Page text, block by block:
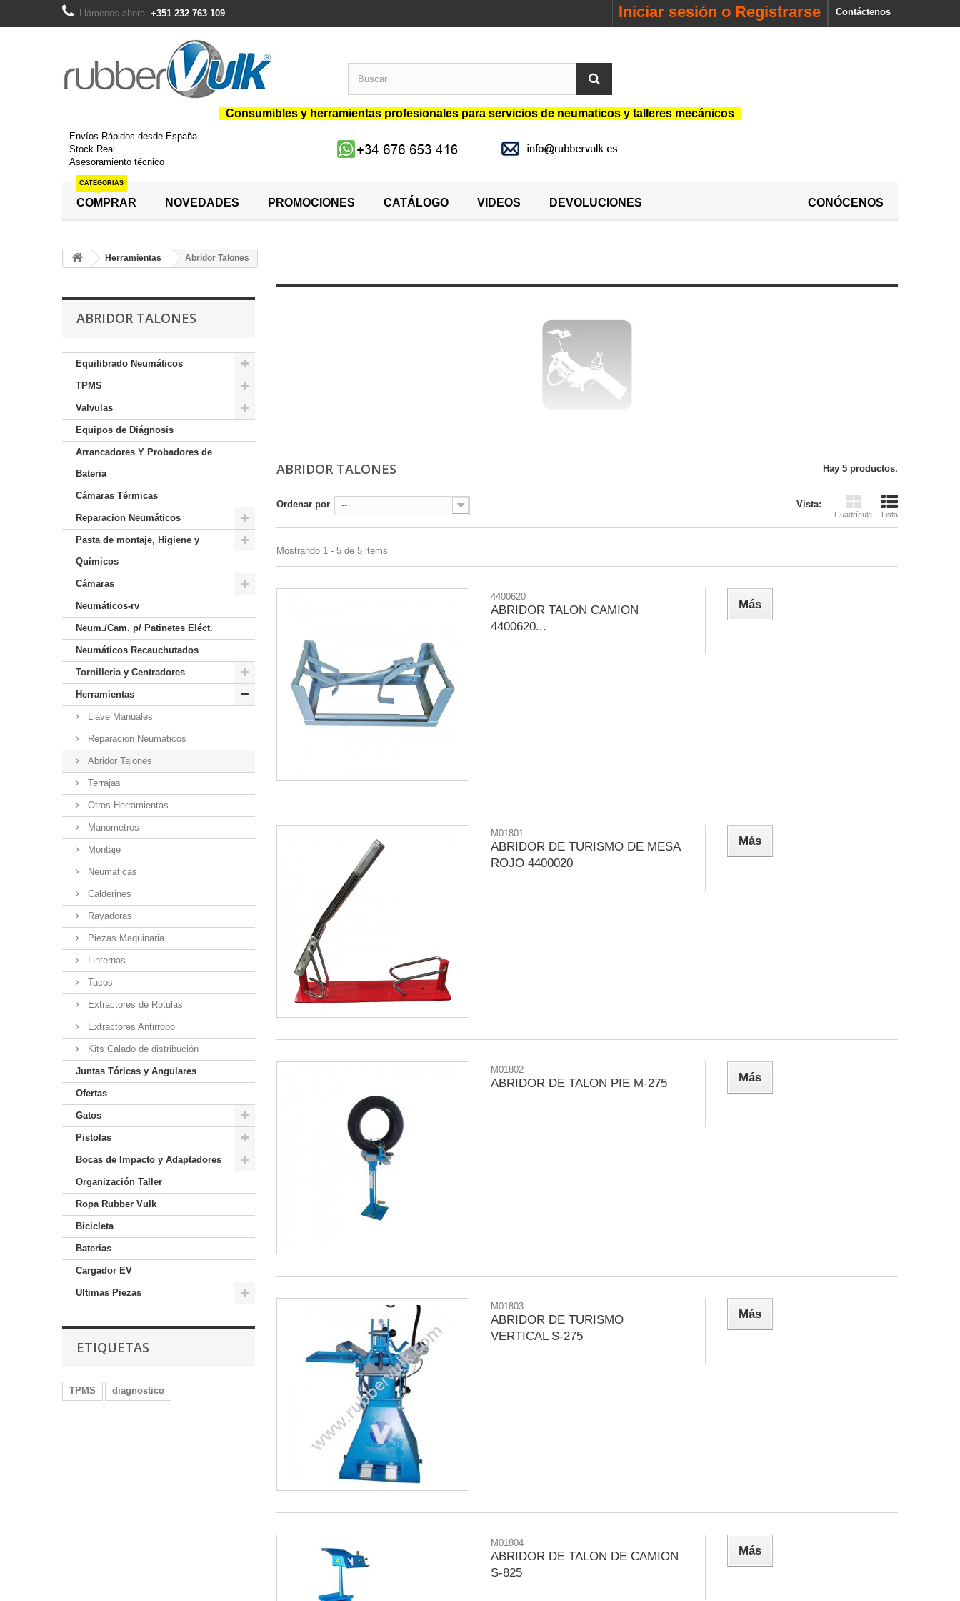
Contáctenos
Llámenos ahora: +351 232 763 109 Iniciar sesión o Registrarse
Consumibles y herramientas profesionales para servicios de neumaticos y talleres mecánicos
Envíos Rápidos desde España
Stock Real
Asesoramiento técnico
COMPRAR
CATEGORIAS
NOVEDADES PROMOCIONES CATÁLOGO CONÓCENOS
VIDEOS DEVOLUCIONES
Herramientas Abridor Talones
ABRIDOR TALONES
Equilibrado Neumáticos
TPMS
Valvulas
Equipos de Diágnosis
Arrancadores Y Probadores de
Bateria
Cámaras Térmicas
Reparacion Neumáticos
Pasta de montaje, Higiene y
Químicos
Cámaras
Neumáticos-rv
Neum./Cam. p/ Patinetes Eléct.
Neumáticos Recauchutados
Tornilleria y Centradores
Herramientas
Llave Manuales
Reparacion Neumaticos
Abridor Talones
Terrajas
Otros Herramientas
Manometros
Montaje
Neumaticas
Calderines
Rayadoras
Piezas Maquinaria
Linternas
Tacos
Extractores de Rotulas
Extractores Antirrobo
Kits Calado de distribución
Juntas Tóricas y Angulares
Ofertas
Gatos
Pistolas
Bocas de Impacto y Adaptadores
Organización Taller
Ropa Rubber Vulk
Bicicleta
Baterias
Cargador EV
Ultimas Piezas
ETIQUETAS
TPMS diagnostico
ABRIDOR TALONES Hay 5 productos.
Vista:
Cuadrícula Lista
Ordenar por --
Mostrando 1 - 5 de 5 items
4400620
ABRIDOR TALON CAMION
4400620...
Más
M01801
ABRIDOR DE TURISMO DE MESA
ROJO 4400020
Más
M01802
ABRIDOR DE TALON PIE M-275 Más
M01803
ABRIDOR DE TURISMO
VERTICAL S-275
Más
M01804
ABRIDOR DE TALON DE CAMION
S-825
Más